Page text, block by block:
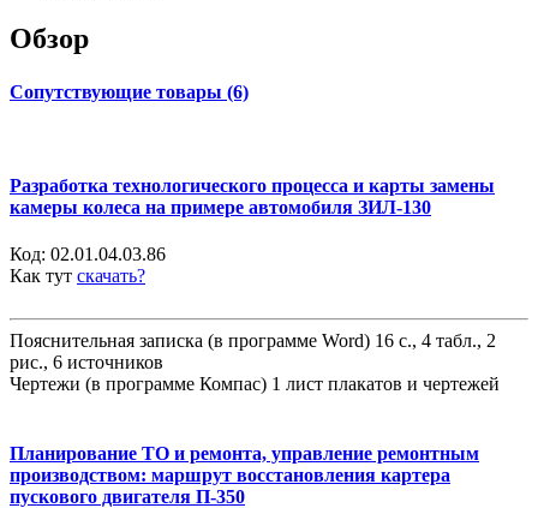
Обзор
Сопутствующие товары (6)
Разработка технологического процесса и карты замены
камеры колеса на примере автомобиля ЗИЛ-130
Код: 02.01.04.03.86
Как тут скачать?
Пояснительная записка (в программе Word) 16 с., 4 табл., 2
рис., 6 источников
Чертежи (в программе Компас) 1 лист плакатов и чертежей
Планирование ТО и ремонта, управление ремонтным
производством: маршрут восстановления картера
пускового двигателя П-350